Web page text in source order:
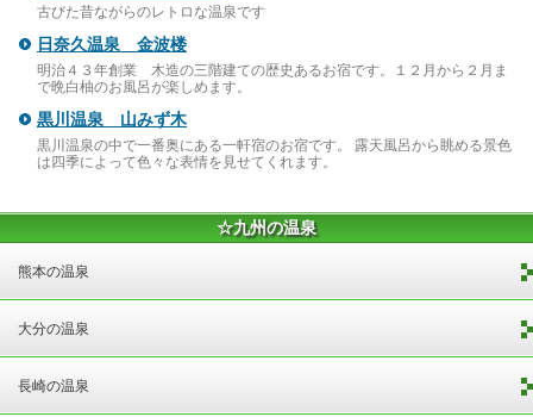
古びた昔ながらのレトロな温泉です
日奈久温泉 金波楼
明治４３年創業 木造の三階建ての歴史あるお宿です。１２月から２月ま
で晩白柚のお風呂が楽しめます。
黒川温泉 山みず木
黒川温泉の中で一番奥にある一軒宿のお宿です。 露天風呂から眺める景色
は四季によって色々な表情を見せてくれます。
☆九州の温泉
熊本の温泉
大分の温泉
長崎の温泉